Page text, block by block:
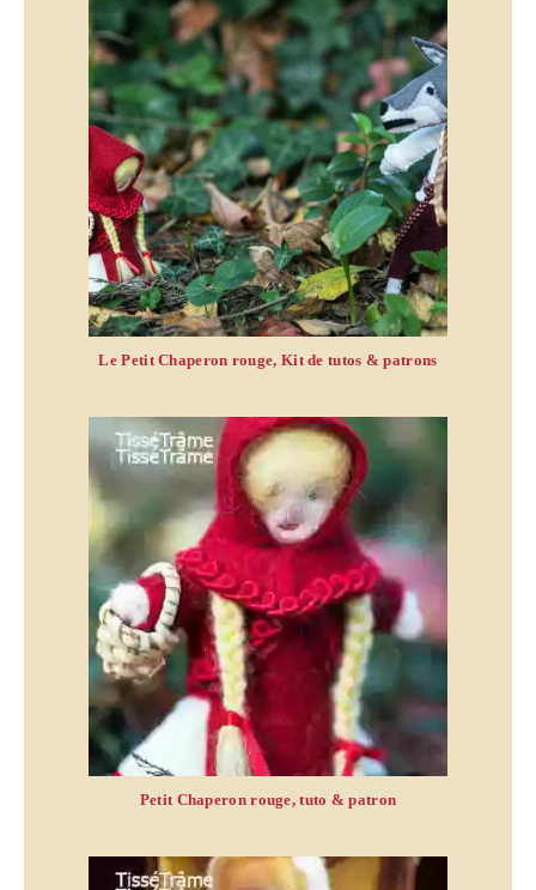
Le Petit Chaperon rouge, Kit de tutos & patrons
Petit Chaperon rouge, tuto & patron